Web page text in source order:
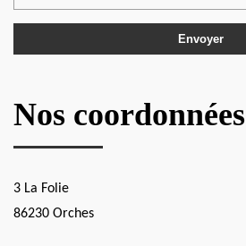
Nos coordonnées
3 La Folie
86230 Orches